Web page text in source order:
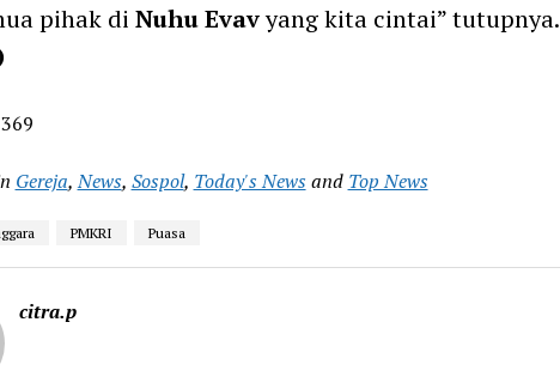
pihak di Nuhu Evavyang kita cintai” tutupnya.
369
Gereja,News, Sospol, Today's Newsand Top News
PMKRI Puasa
citra.p